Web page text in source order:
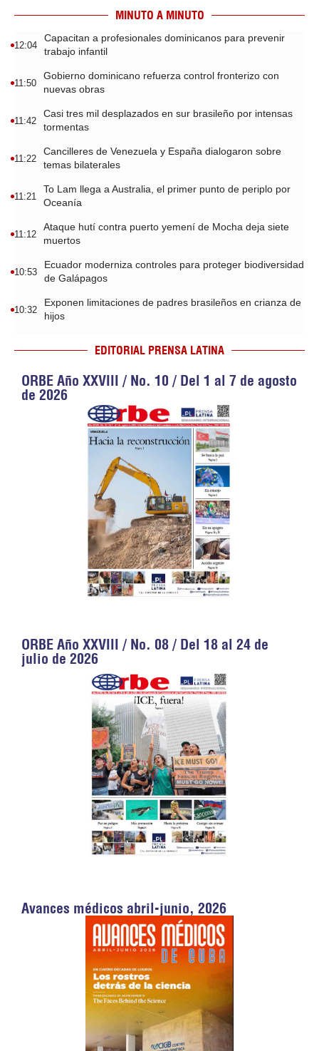
MINUTO A MINUTO
12:04
Capacitan a profesionales dominicanos para prevenir
trabajo infantil
11:50
Gobierno dominicano refuerza control fronterizo con
nuevas obras
11:42
Casi tres mil desplazados en sur brasileño por intensas
tormentas
11:22
Cancilleres de Venezuela y España dialogaron sobre
temas bilaterales
11:21
To Lam llega a Australia, el primer punto de periplo por
Oceanía
11:12
Ataque hutí contra puerto yemení de Mocha deja siete
muertos
10:53
Ecuador moderniza controles para proteger biodiversidad
de Galápagos
10:32
Exponen limitaciones de padres brasileños en crianza de
hijos
EDITORIAL PRENSA LATINA
ORBE Año XXVIII / No. 10 / Del 1 al 7 de agosto
de 2026
ORBE Año XXVIII / No. 08 / Del 18 al 24 de
julio de 2026
Avances médicos abril-junio, 2026